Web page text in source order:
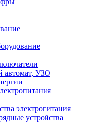
автомат, УЗО
электропитания
устройства